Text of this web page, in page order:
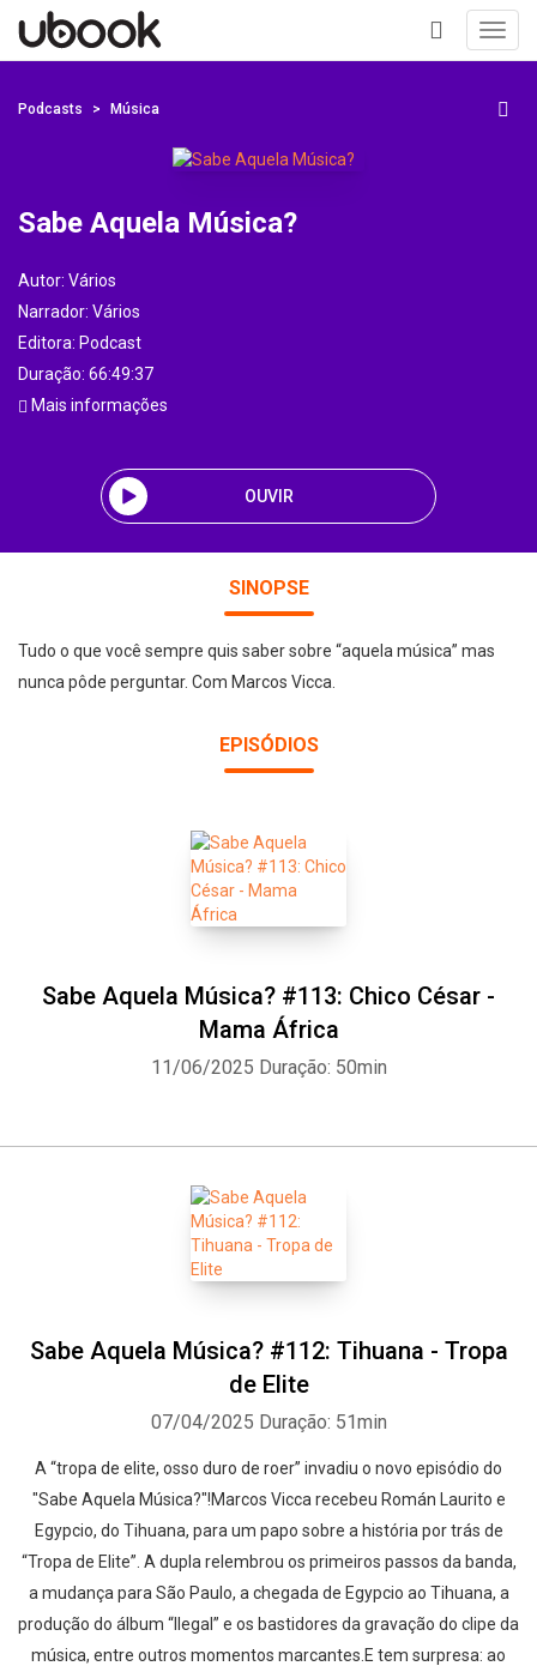
+
Podcasts Música
Sabe Aquela Música?
Autor: Vários
Narrador: Vários
Editora: Podcast
Duração: 66:49:37
Mais informações
OUVIR
SINOPSE
Tudo o que você sempre quis saber sobre “aquela música” mas
nunca pôde perguntar. Com Marcos Vicca.
EPISÓDIOS
Sabe Aquela Música? #113: Chico César -
Mama África
11/06/2025 Duração: 50min
Sabe Aquela Música? #112: Tihuana - Tropa
de Elite
07/04/2025 Duração: 51min
A “tropa de elite, osso duro de roer” invadiu o novo episódio do
"Sabe Aquela Música?"!Marcos Vicca recebeu Román Laurito e
Egypcio, do Tihuana, para um papo sobre a história por trás de
“Tropa de Elite”. A dupla relembrou os primeiros passos da banda,
a mudança para São Paulo, a chegada de Egypcio ao Tihuana, a
produção do álbum “Ilegal” e os bastidores da gravação do clipe da
música, entre outros momentos marcantes.E tem surpresa: ao